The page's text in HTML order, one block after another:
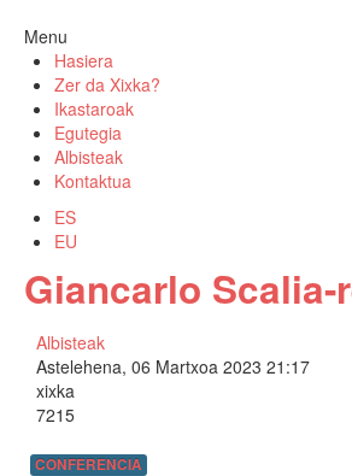
Menu
Hasiera
Zer da Xixka?
Ikastaroak
Egutegia
Albisteak
Kontaktua
ES
EU
Giancarlo
Albisteak
Astelehena, 06 Martxoa 2023 21:17
xixka
7215
CONFERENCIA